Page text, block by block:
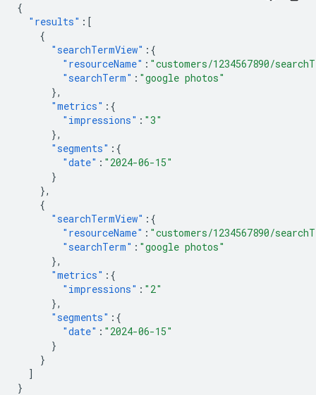
{
"results" :[
{
"searchTermView" :{
"resourceName" : "customers/1234567890/
"searchTerm" : "google photos"
},
"metrics" :{
"impressions" : "3"
},
"segments" :{
"date" : "2024-06-15"
}
},
{
"searchTermView" :{
"resourceName" : "customers/1234567890/
"searchTerm" : "google photos"
},
"metrics" :{
"impressions" : "2"
},
"segments" :{
"date" : "2024-06-15"
}
}
]
}